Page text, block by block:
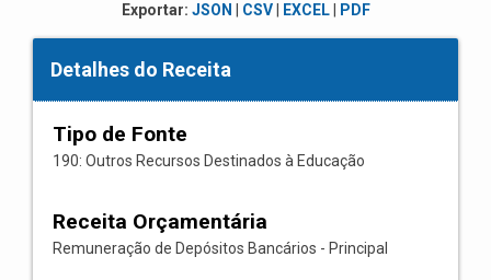
Exportar: JSON CSV| EXCEL| PDF
Detalhes do Receita
Tipo de Fonte
190: Outros Recursos Destinados à Educação
Receita Orçamentária
Remuneração de Depósitos Bancários - Principal